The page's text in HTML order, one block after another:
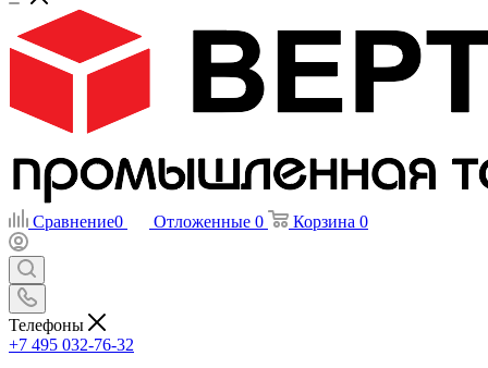
Сравнение0 Отложенные 0 Корзина 0
Телефоны
+7 495 032-76-32